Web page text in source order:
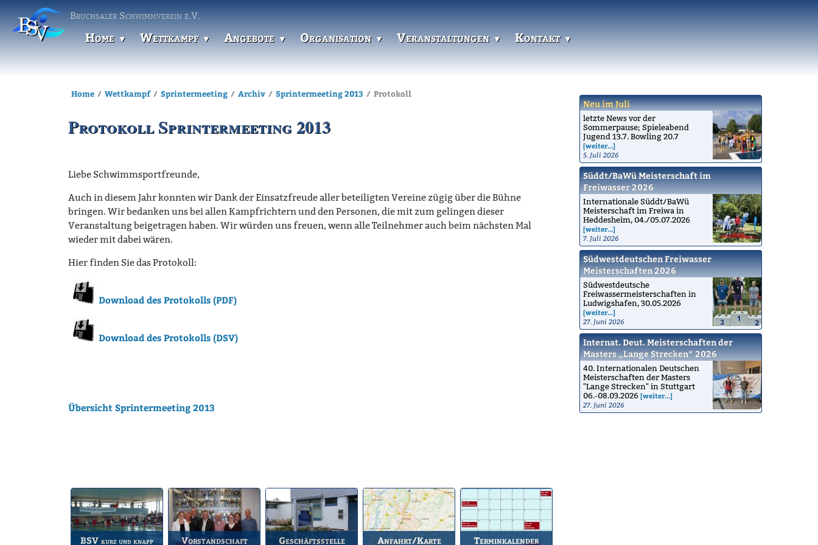
Bruchsaler Schwimmverein e.V.
Home Wettkampf Angebote Organisation Veranstaltungen Kontakt
Neu im Juli
letzte News vor der
Sommerpause; Spieleabend
Jugend 13.7. Bowling 20.7
[weiter...]
5. Juli 2026
Süddt/BaWü Meisterschaft im
Freiwasser 2026
Internationale Süddt/BaWü
Meisterschaft im Freiwa in
Heddesheim, 04./05.07.2026
[weiter...]
7. Juli 2026
Südwestdeutschen Freiwasser
Meisterschaften 2026
Südwestdeutsche
Freiwassermeisterschaften in
Ludwigshafen, 30.05.2026
[weiter...]
27. Juni 2026
Internat. Deut. Meisterschaften der
Masters „Lange Strecken“ 2026
40. Internationalen Deutschen
Meisterschaften der Masters
"Lange Strecken" in Stuttgart
06.-08.03.2026 [weiter...]
27. Juni 2026
Home Wettkampf Sprintermeeting Archiv Sprintermeeting 2013 Protokoll
Protokoll Sprintermeeting 2013
Liebe Schwimmsportfreunde,
Auch in diesem Jahr konnten wir Dank der Einsatzfreude aller beteiligten Vereine zügig über die Bühne
bringen. Wir bedanken uns bei allen Kampfrichtern und den Personen, die mit zum gelingen dieser
Veranstaltung beigetragen haben. Wir würden uns freuen, wenn alle Teilnehmer auch beim nächsten Mal
wieder mit dabei wären.
Hier finden Sie das Protokoll:
Download des Protokolls (PDF)
Download des Protokolls (DSV)
Übersicht Sprintermeeting 2013
BSV kurz und knapp Vorstandschaft Geschäftsstelle Anfahrt/Karte Terminkalender